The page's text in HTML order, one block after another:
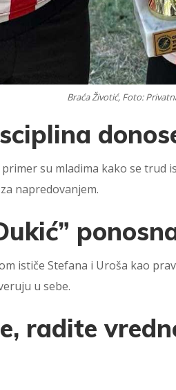
Braća Životić, Foto:
su mladima kako se
napredovanjem.
ističe Stefana i Uroša kao
u sebe.
radite